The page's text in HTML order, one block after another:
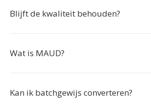
Blijft de kwaliteit behouden?
Wat is MAUD?
Kan ik batchgewijs converteren?